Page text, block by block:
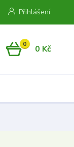
Přihlášení
0 0 Kč